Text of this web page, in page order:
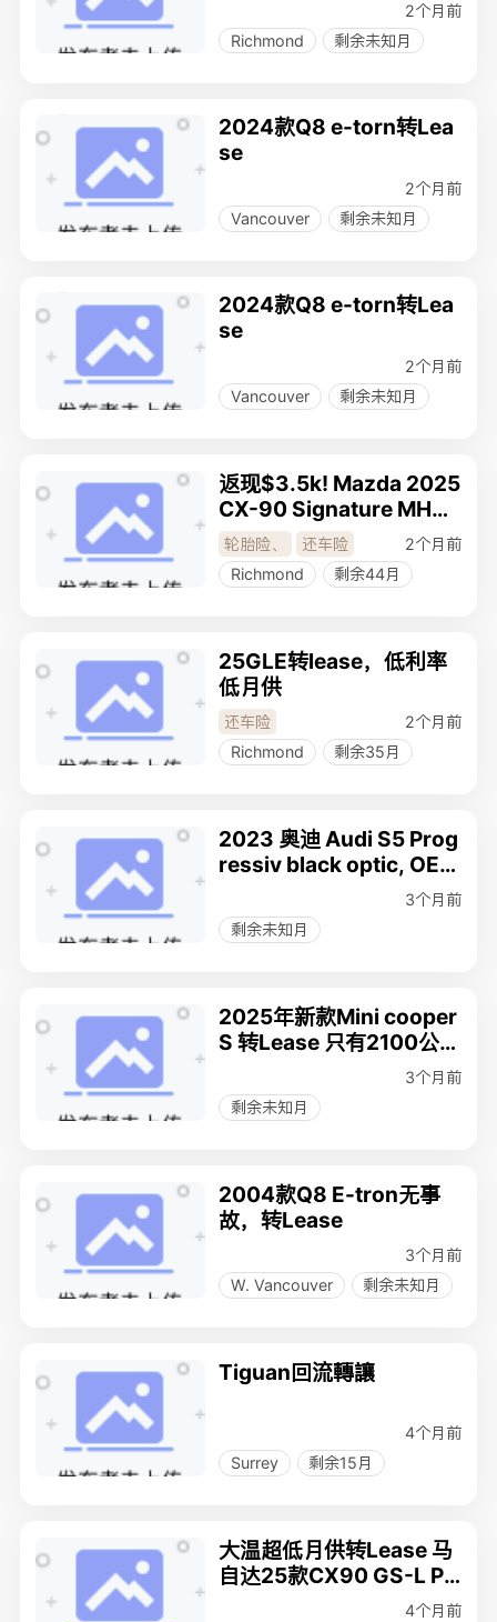
2个月前
Richmond
剩余未知月
2024款Q8 e-torn转Lea
se
2个月前
Vancouver
剩余未知月
2024款Q8 e-torn转Lea
se
2个月前
Vancouver
剩余未知月
返现$3.5k! Mazda 2025
CX-90 Signature MHEV
顶配旗舰版
轮胎险、 还车险
2个月前
Richmond
剩余44月
25GLE转lease，低利率
低月供
还车险
2个月前
Richmond
剩余35月
2023 奥迪 Audi S5 Prog
ressiv black optic, OEM
3个月前
剩余未知月
2025年新款Mini cooper
S 转Lease 只有2100公
里，送现金8000刀！！
3个月前
剩余未知月
2004款Q8 E-tron无事
故，转Lease
3个月前
W. Vancouver
剩余未知月
Tiguan回流轉讓
4个月前
Surrey
剩余15月
大温超低月供转Lease 马
自达25款CX90 GS-L Pl
4个月前